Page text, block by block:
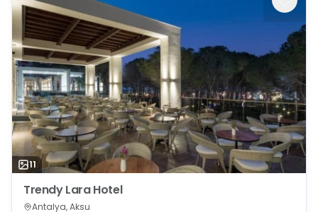
11
Trendy Lara Hotel
Antalya, Aksu